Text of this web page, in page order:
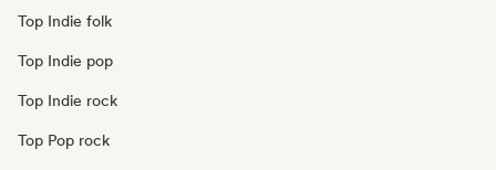
Top Indie folk
Top Indie pop
Top Indie rock
Top Pop rock